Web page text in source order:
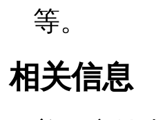
等。
相关信息